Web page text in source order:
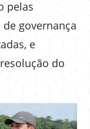
pelas
governança
e
do